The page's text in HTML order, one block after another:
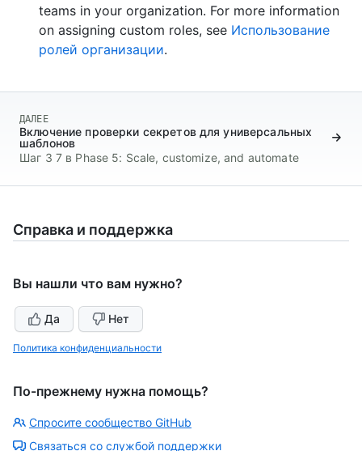
teams in your organization. For more information
on assigning custom roles, see Использование
ролей организации.
ДАЛЕЕ
Включение проверки секретов для универсальных
шаблонов
Шаг 3 7 в Phase 5: Scale, customize, and automate
Справка и поддержка
Вы нашли что вам нужно?
Да Нет
Политика конфиденциальности
По-прежнему нужна помощь?
Спросите сообщество GitHub
Связаться со службой поддержки